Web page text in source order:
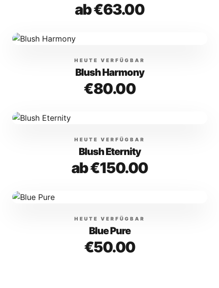
ab €63.00
HEUTE VERFÜGBAR
Blush Harmony
€80.00
HEUTE VERFÜGBAR
Blush Eternity
ab €150.00
HEUTE VERFÜGBAR
Blue Pure
€50.00